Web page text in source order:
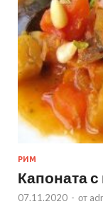
РИМ
Капоната
07.11.2020 - от